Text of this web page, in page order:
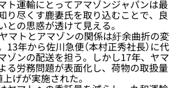
ト運輸にとってアマゾンジャパンは最
り尽くす鹿妻氏を取り込むことで、良
との思惑が透けて見える。
マトとアマゾンの関係は紆余曲折の変
年から佐川急便（本村正秀社長）に代
ゾンの配送を担う。しかし17年、ヤマ
る労務問題が表面化し、荷物の取扱量
げが実施された。